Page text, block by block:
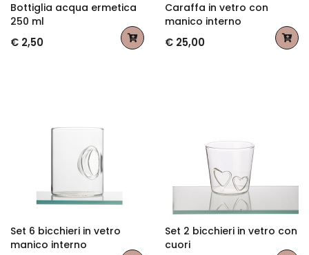
Bottiglia acqua ermetica
250 ml
€ 2,50
Caraffa in vetro con
manico interno
€ 25,00
Set 6 bicchieri in vetro
manico interno
Set 2 bicchieri in vetro con
cuori